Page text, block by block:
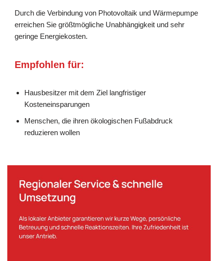
Durch die Verbindung von Photovoltaik und Wärmepumpe
erreichen Sie größtmögliche Unabhängigkeit und sehr
geringe Energiekosten.
Empfohlen für:
Hausbesitzer mit dem Ziel langfristiger
Kosteneinsparungen
Menschen, die ihren ökologischen Fußabdruck
reduzieren wollen